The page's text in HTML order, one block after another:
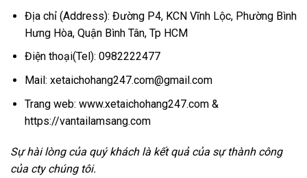
Địa chỉ (Address): Đường P4, KCN Vĩnh Lộc, Phường Bình
Hưng Hòa, Quận Bình Tân, Tp HCM
Điện thoại(Tel): 0982222477
Mail: xetaichohang247.com@gmail.com
Trang web: www.xetaichohang247.com &
https://vantailamsang.com
Sự hài lòng của quý khách là kết quả của sự thành công
của cty chúng tôi.